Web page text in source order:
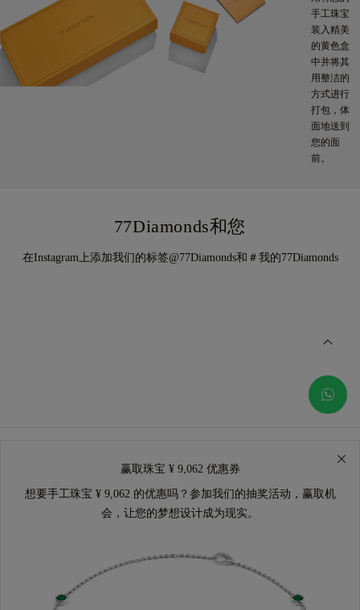
手工珠宝
装入精美
的黄色盒
中并将其
用整洁的
方式进行
打包，体
面地送到
您的面
前。
77Diamonds和您
在Instagram上添加我们的标签@77Diamonds和＃我的77Diamonds
赢取珠宝 ¥ 9,062 优惠券
想要手工珠宝 ¥ 9,062 的优惠吗？参加我们的抽奖活动，赢取机
会，让您的梦想设计成为现实。